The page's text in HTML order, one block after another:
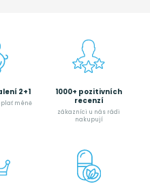
2+1
méně
1000+ pozitivních
recenzí
zákazníci u nás rádi
nakupují